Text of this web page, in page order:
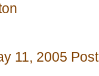
11, 2005